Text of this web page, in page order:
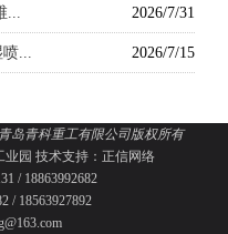
2026/7/31
...
2026/7/15
...
岛青科重工有限公司版权所有
业园 技术支持： 正信网络
/ 18863992682
/ 18563927892